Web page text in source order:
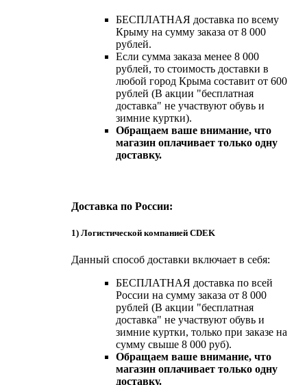
БЕСПЛАТНАЯ доставка по всему
Крыму на сумму заказа от 8 000
рублей.
Если сумма заказа менее 8 000
рублей, то стоимость доставки в
любой город Крыма составит от 600
рублей (В акции "бесплатная
доставка" не участвуют обувь и
зимние куртки).
Обращаем ваше внимание, что
магазин оплачивает только одну
доставку.
Доставка по России:
1) Логистической компанией CDEK
Данный способ доставки включает в себя:
БЕСПЛАТНАЯ доставка по всей
России на сумму заказа от 8 000
рублей (В акции "бесплатная
доставка" не участвуют обувь и
зимние куртки, только при заказе на
сумму свыше 8 000 руб).
Обращаем ваше внимание, что
магазин оплачивает только одну
доставку.